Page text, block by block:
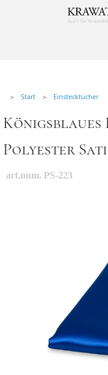
Alle Accessoires
Stoffmasken
Krawatten mit Logo
Start Einstecktücher
Polyester
art.num. PS-223